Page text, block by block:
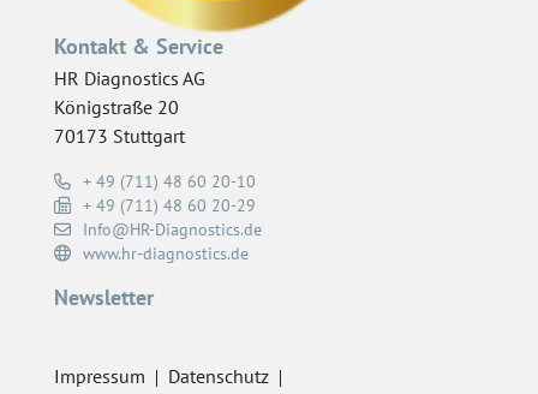
Kontakt & Service
HR Diagnostics AG
Königstraße 20
70173 Stuttgart
+ 49 (711) 48 60 20-10
+ 49 (711) 48 60 20-29
Info@HR-Diagnostics.de
www.hr-diagnostics.de
Newsletter
Impressum
Datenschutz